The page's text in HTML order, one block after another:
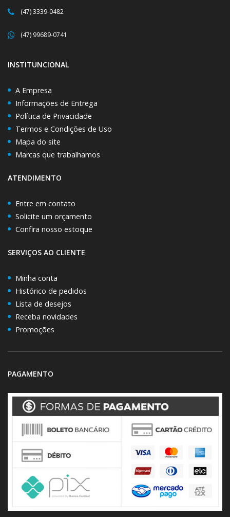
(47) 3339-0482
(47) 99689-0741
INSTITUNCIONAL
A Empresa
Informações de Entrega
Política de Privacidade
Termos e Condições de Uso
Mapa do site
Marcas que trabalhamos
ATENDIMENTO
Entre em contato
Solicite um orçamento
Confira nosso estoque
SERVIÇOS AO CLIENTE
Minha conta
Histórico de pedidos
Lista de desejos
Receba novidades
Promoções
PAGAMENTO